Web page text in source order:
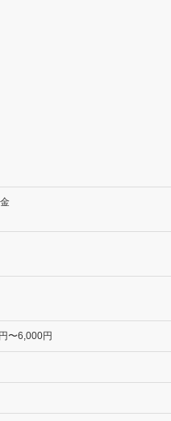
〜6,000円